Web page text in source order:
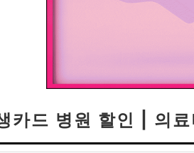
카드 병원 할인 | 의